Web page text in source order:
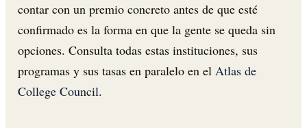
contar con un premio concreto antes de que esté
confirmado es la forma en que la gente se queda sin
opciones. Consulta todas estas instituciones, sus
programas y sus tasas en paralelo en el Atlas de
College Council.